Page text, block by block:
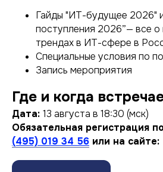
Гайды "ИТ-будущее 2026"
поступления 2026”— все о
трендах в ИТ-сфере в
Специальные условия по
Запись мероприятия
Где и когда
Дата: 13 августа в 18:30 (мск)
Обязательная регистрация
(495) 019 34 56 или на сайте: